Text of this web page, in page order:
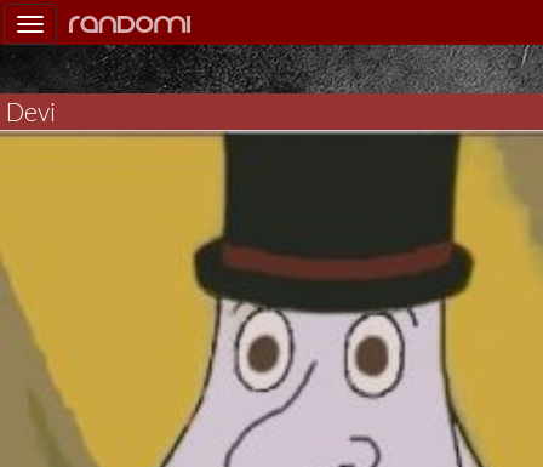
Toggle
navigation
Devi